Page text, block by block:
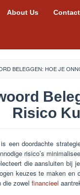
About Us Contact
BELEGGEN: HOE JE
Risico
is een doordachte
risico’s
die aansluiten bij
keuzes te maken
die zowel financieel